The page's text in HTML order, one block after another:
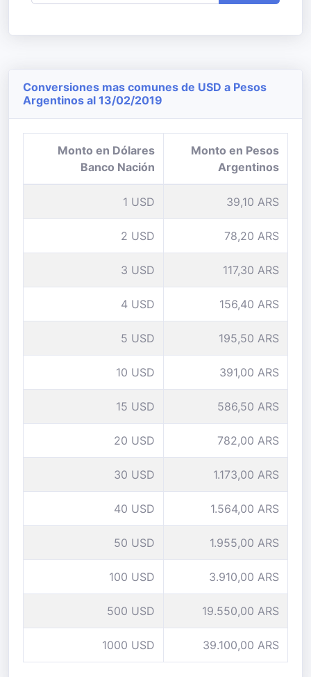
Conversiones mas comunes de USD a Pesos
Argentinos al 13/02/2019
Monto en Dólares
Banco Nación
Monto en Pesos
Argentinos
1 USD 39,10 ARS
2 USD 78,20 ARS
3 USD 117,30 ARS
4 USD 156,40 ARS
5 USD 195,50 ARS
10 USD 391,00 ARS
15 USD 586,50 ARS
20 USD 782,00 ARS
30 USD 1.173,00 ARS
40 USD 1.564,00 ARS
50 USD 1.955,00 ARS
100 USD 3.910,00 ARS
500 USD 19.550,00 ARS
1000 USD 39.100,00 ARS